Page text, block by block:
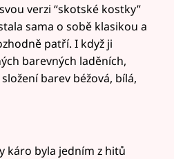
verzi “skotské kostky”
sama o sobě klasikou a
patří. I když ji
barevných laděních,
barev béžová, bílá,
káro byla jedním z hitů